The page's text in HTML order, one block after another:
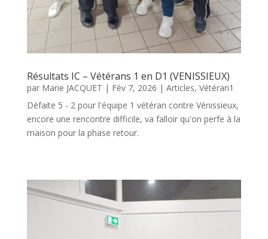
Résultats IC – Vétérans 1 en D1 (VENISSIEUX)
par Marie JACQUET | Fév 7, 2026 | Articles, Vétéran1
Défaite 5 - 2 pour l'équipe 1 vétéran contre Vénissieux,
encore une rencontre difficile, va falloir qu'on perfe à la
maison pour la phase retour.